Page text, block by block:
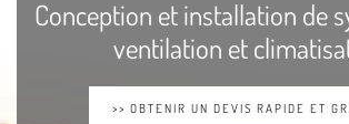
Conception et installation de
ventilation et
>> OBTENIR UN DEVIS RAPIDE ET